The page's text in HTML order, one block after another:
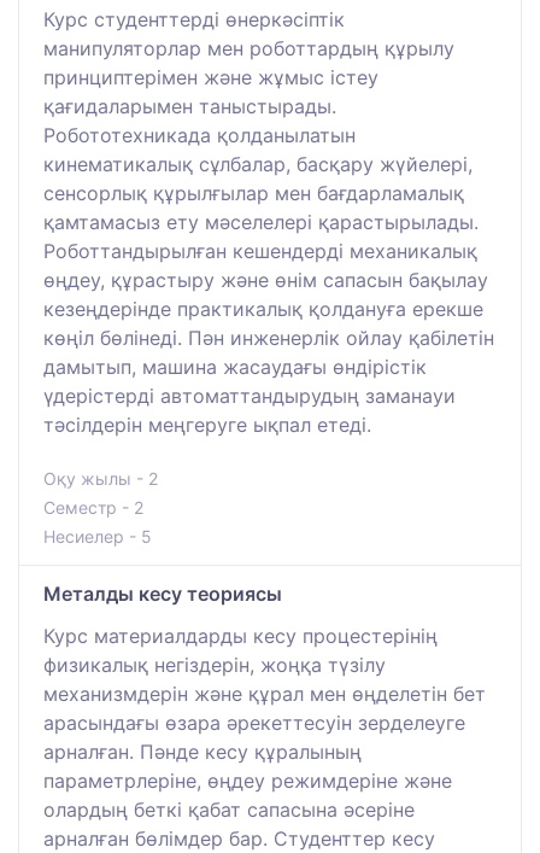
Курс студенттерді өнеркәсіптік
манипуляторлар мен роботтардың құрылу
принциптерімен және жұмыс істеу
қағидаларымен таныстырады.
Робототехникада қолданылатын
кинематикалық сұлбалар, басқару жүйелері,
сенсорлық құрылғылар мен бағдарламалық
қамтамасыз ету мәселелері қарастырылады.
Роботтандырылған кешендерді механикалық
өңдеу, құрастыру және өнім сапасын бақылау
кезеңдерінде практикалық қолдануға ерекше
көңіл бөлінеді. Пән инженерлік ойлау қабілетін
дамытып, машина жасаудағы өндірістік
үдерістерді автоматтандырудың заманауи
тәсілдерін меңгеруге ықпал етеді.
Оқу жылы - 2
Семестр - 2
Несиелер - 5
Металды кесу теориясы
Курс материалдарды кесу процестерінің
физикалық негіздерін, жоңқа түзілу
механизмдерін және құрал мен өңделетін бет
арасындағы өзара әрекеттесуін зерделеуге
арналған. Пәнде кесу құралының
параметрлеріне, өңдеу режимдеріне және
олардың беткі қабат сапасына әсеріне
арналған бөлімдер бар. Студенттер кесу